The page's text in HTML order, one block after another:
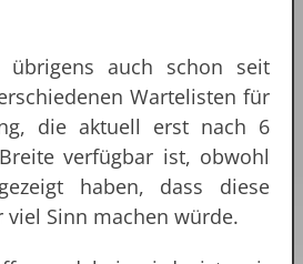
übrigens auch schon seit
Wartelisten für
die aktuell erst nach 6
verfügbar ist, obwohl
haben, dass diese
Sinn machen würde.